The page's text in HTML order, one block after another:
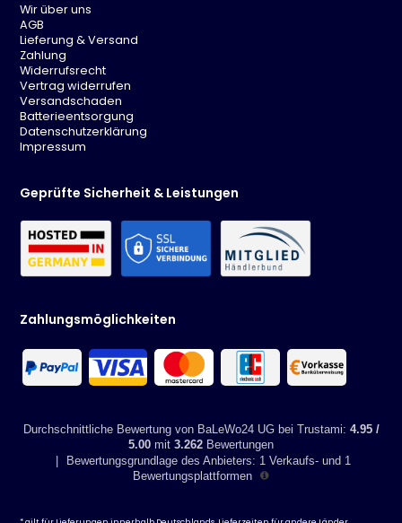
Montagezubehör
Paketgewicht: 5,2 kg.
Technische Daten
Maße (L x B x H):
Stärke Tischplatte:
Durchmesser Tischplatte:
Wir über uns
AGB
Lieferung & Versand
Zahlung
Widerrufsrecht
Vertrag widerrufen
Versandschaden
Batterieentsorgung
Datenschutzerklärung
Impressum
Geprüfte Sicherheit & Leistungen
Zahlungsmöglichkeiten
Durchschnittliche Bewertung von BaLeWo24 UG bei Trustami: 4.95 /
5.00 mit 3.262 Bewertungen
Bewertungsgrundlage des Anbieters: 1 Verkaufs- und 1
Bewertungsplattformen